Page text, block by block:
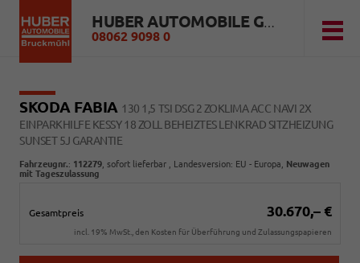
HUBER AUTOMOBILE GMBH
08062 9098 0
SKODA FABIA 130 1,5 TSI DSG 2 ZOKLIMA ACC NAVI 2X
EINPARKHILFE KESSY 18 ZOLL BEHEIZTES LENKRAD SITZHEIZUNG
SUNSET 5J GARANTIE
Fahrzeugnr.: 112279 sofort lieferbar , Landesversion: EU - Europa, Neuwagen
mit Tageszulassung
Gesamtpreis 30.670,– €
incl. 19% MwSt., den Kosten für Überführung und Zulassungspapieren